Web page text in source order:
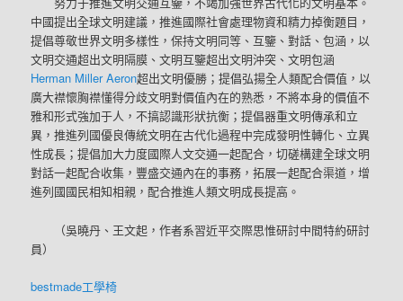
中國提出全球文明建議，推進國際社會處理物資和精力掉衡題目，
提倡尊敬世界文明多樣性，保持文明同等、互鑒、對話、包涵，以
文明交通超出文明隔膜、文明互鑒超出文明沖突、文明包涵
Herman Miller Aeron超出文明優勝；提倡弘揚全人類配合價值，以
廣大襟懷胸襟懂得分歧文明對價值內在的熟悉，不將本身的價值不
雅和形式強加于人，不搞認識形狀抗衡；提倡器重文明傳承和立
異，推進列國優良傳統文明在古代化過程中完成發明性轉化、立異
性成長；提倡加大力度國際人文交通一起配合，切磋構建全球文明
對話一起配合收集，豐盛交通內在的事務，拓展一起配合渠道，增
進列國國民相知相親，配合推進人類文明成長提高。
（吳曉丹、王文起，作者系習近平交際思惟研討中間特約研討
員）
bestmade工學椅